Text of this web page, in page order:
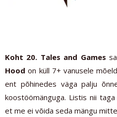
Koht 20. Tales and Games
Hood on küll 7+ vanusele
ent põhinedes väga palju
koostöömänguga. Listis nii
et me ei võida seda mängu